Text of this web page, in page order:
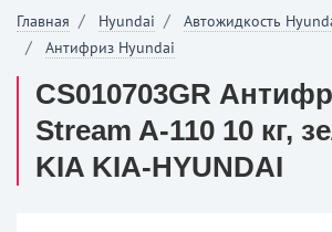
Главная Hyundai
Автожидкость
Антифриз Hyundai
CS010703GR
Stream A-110 10 кг,
KIA KIA-HYUNDAI